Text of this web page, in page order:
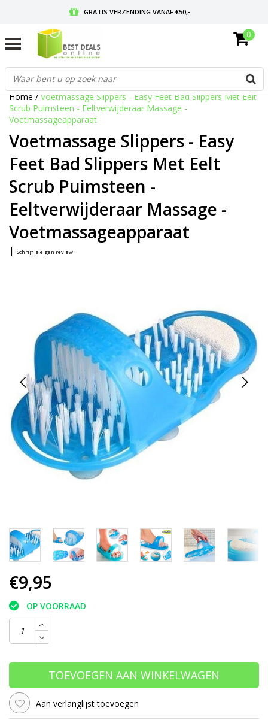
GRATIS VERZENDING VANAF €50,-
GRATIS RETOURNEREN EN 30 DAGEN BEDENKTIJD
0
Home/Voetmassage Slippers - Easy Feet Bad Slippers Met Eelt
Scrub Puimsteen - Eeltverwijderaar Massage -
Voetmassageapparaat
Voetmassage Slippers - Easy
Feet Bad Slippers Met Eelt
Scrub Puimsteen -
Eeltverwijderaar Massage -
Voetmassageapparaat
| Schrijf je eigen review
€9,95
OP VOORRAAD
TOEVOEGEN AAN WINKELWAGEN
Aan verlanglijst toevoegen